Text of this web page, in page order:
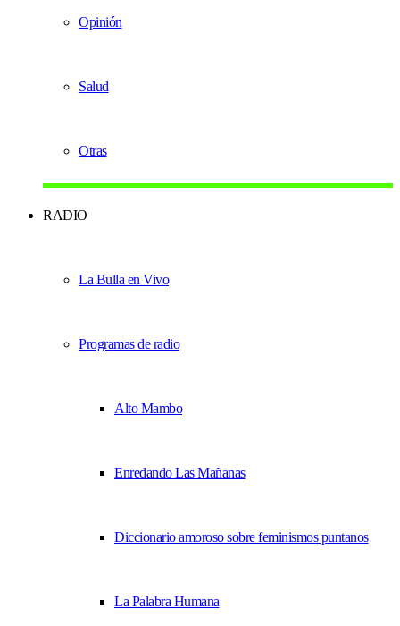
Opinión
Salud
Otras
RADIO
La Bulla en Vivo
Programas de radio
Alto Mambo
Enredando Las Mañanas
Diccionario amoroso sobre feminismos puntanos
La Palabra Humana